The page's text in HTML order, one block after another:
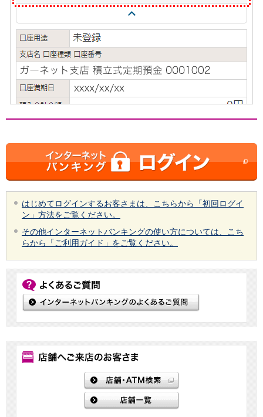
はじめてログインするお客さまは、こちらから「初回ログイ
ン」方法をご覧ください。
その他インターネットバンキングの使い方については、こち
らから「ご利用ガイド」をご覧ください。